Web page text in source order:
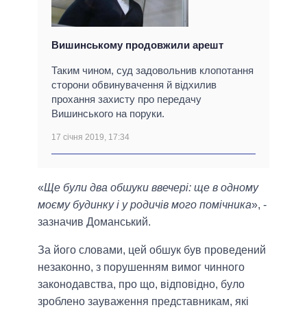
Вишинському продовжили арешт
Таким чином, суд задовольнив клопотання
сторони обвинувачення й відхилив
прохання захисту про передачу
Вишинського на поруки.
17 січня 2019, 17:34
«Ще були два обшуки ввечері: ще в одному
моєму будинку і у родичів мого помічника», -
зазначив Доманський.
За його словами, цей обшук був проведений
незаконно, з порушенням вимог чинного
законодавства, про що, відповідно, було
зроблено зауваження представникам, які